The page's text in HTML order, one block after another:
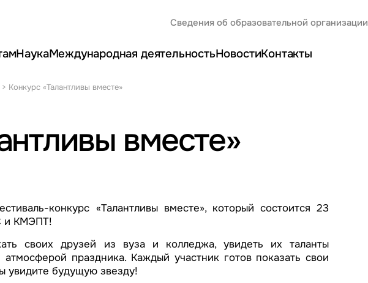
Сведения об образовательной организации
НаукаМеждународная деятельностьНовостиКонтакты
> Конкурс «Талантливы вместе»
вместе»
конкурс «Талантливы вместе», который состоится 23
и КМЭПТ!
своих друзей из вуза и колледжа, увидеть их таланты
праздника. Каждый участник готов показать свои
увидите будущую звезду!